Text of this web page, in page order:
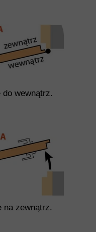
wewnątrz.
na zewnątrz.